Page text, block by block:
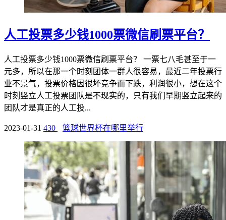
人工投票多少钱1000票微信刷票平台？
人工投票多少钱1000票微信刷票平台？ 一票七八毛甚至于一
元多，所以在那一个时刻团体一群人很容易，最近二年投票行
业不景气，投票价格因很坏竞争而下跌，利润很小，想在这个
时刻竖立人工投票团队是不现实的，只有我们早期竖立起来的
团队才是真正的人工投...
2023-01-31 430 篮球世界杯在哪里举行